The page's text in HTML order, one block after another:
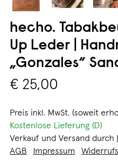
hecho.
Up Leder |
„Gonzales“
€ 25,00
Preis inkl. MwSt. (soweit
Kostenlose Lieferung (D)
Verkauf und Versand durch
AGB
Impressum